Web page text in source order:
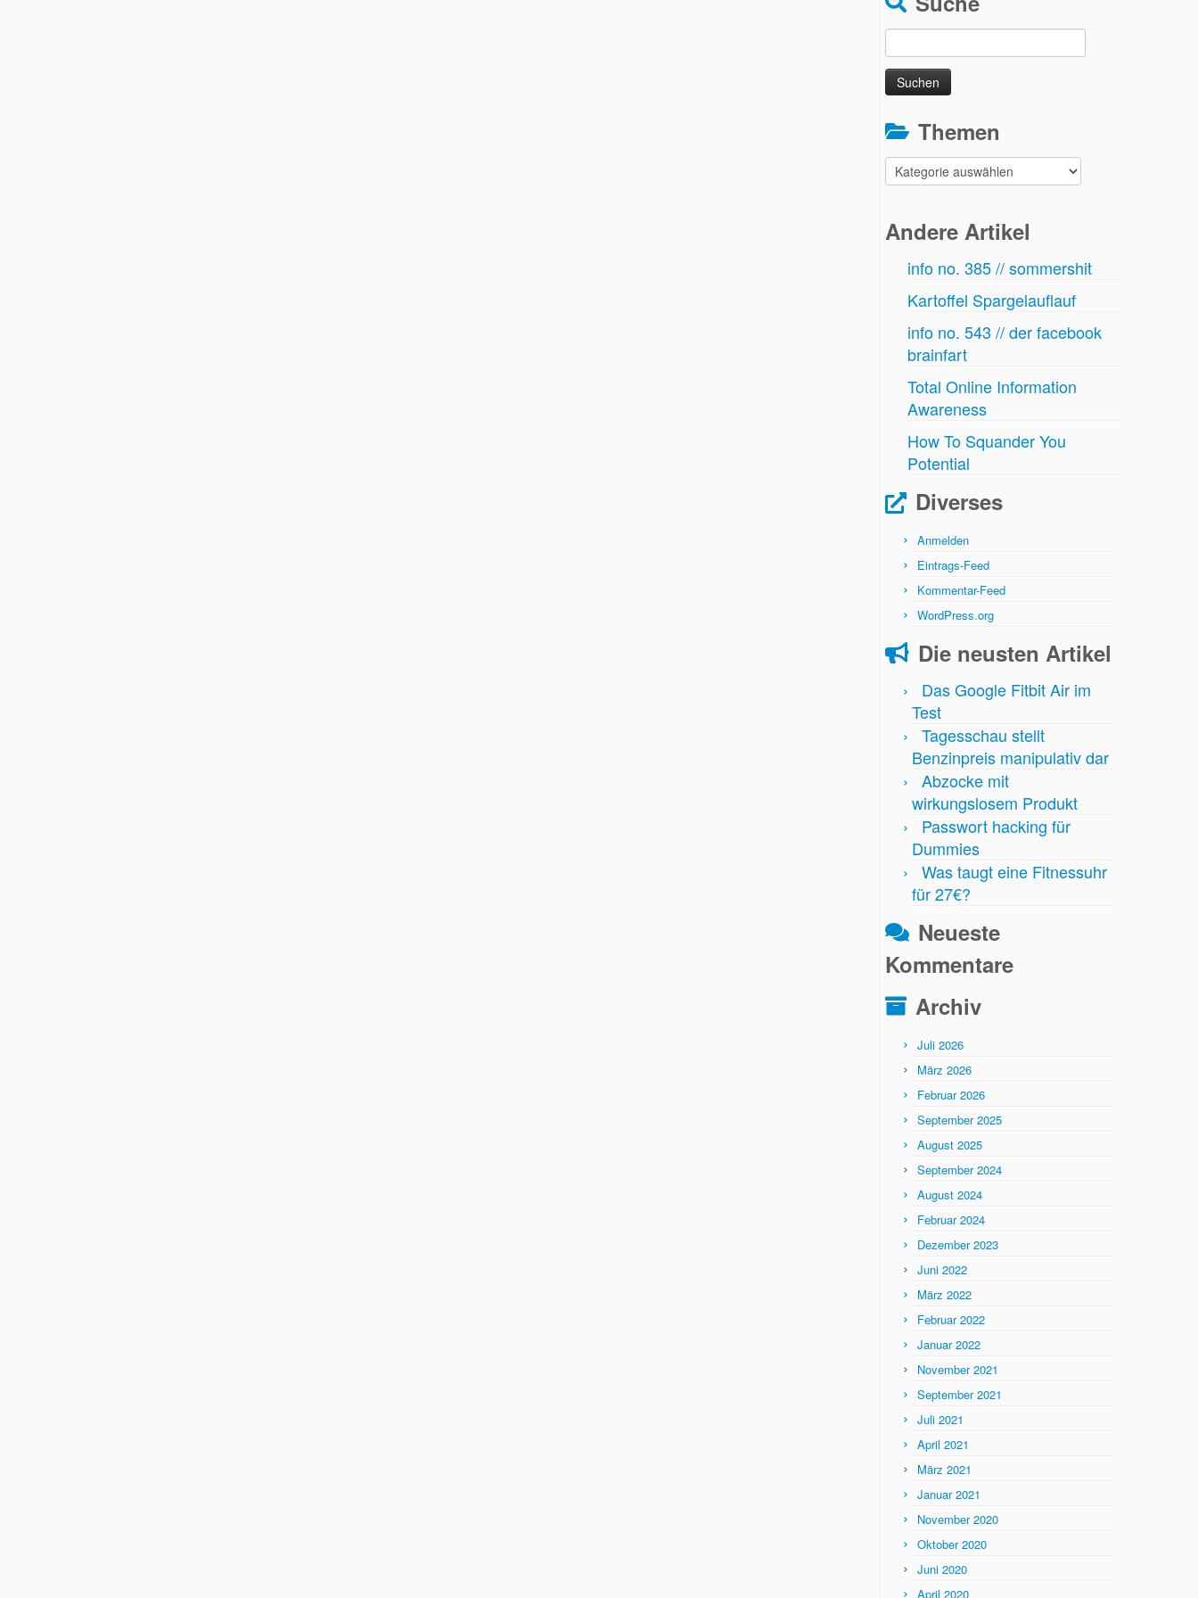
nach:
Themen
Themen
Andere Artikel
info no. 385 // sommershit
Kartoffel Spargelauflauf
info no. 543 // der facebook
brainfart
Total Online Information
Awareness
How To Squander You
Potential
Diverses
Anmelden
Eintrags-Feed
Kommentar-Feed
WordPress.org
Die neusten Artikel
Das Google Fitbit Air im
Test
Tagesschau stellt
Benzinpreis manipulativ dar
Abzocke mit
wirkungslosem Produkt
Passwort hacking für
Dummies
Was taugt eine Fitnessuhr
für 27€?
Neueste
Kommentare
Archiv
Juli 2026
März 2026
Februar 2026
September 2025
August 2025
September 2024
August 2024
Februar 2024
Dezember 2023
Juni 2022
März 2022
Februar 2022
Januar 2022
November 2021
September 2021
Juli 2021
April 2021
März 2021
Januar 2021
November 2020
Oktober 2020
Juni 2020
April 2020